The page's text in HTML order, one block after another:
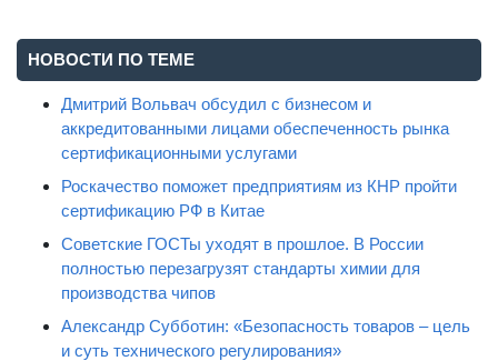
НОВОСТИ ПО ТЕМЕ
Дмитрий Вольвач обсудил с бизнесом и
аккредитованными лицами обеспеченность рынка
сертификационными услугами
Роскачество поможет предприятиям из КНР пройти
сертификацию РФ в Китае
Советские ГОСТы уходят в прошлое. В России
полностью перезагрузят стандарты химии для
производства чипов
Александр Субботин: «Безопасность товаров – цель
и суть технического регулирования»